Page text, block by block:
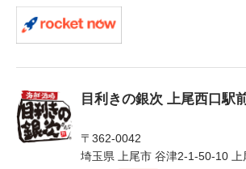
目利きの銀次 上尾西口駅
〒362-0042
埼玉県 上尾市 谷津2-1-50-10